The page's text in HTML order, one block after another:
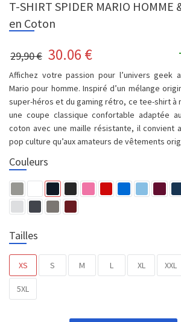
T-SHIRT SPIDER MARIO HOMME
en Coton
29,90 € 30.06 €
Affichez votre passion pour l’univers geek
Mario pour homme. Inspiré d’un mélange
super-héros et du gaming rétro, ce tee-shirt à
une coupe classique confortable adaptée
coton avec une maille résistante, il convient
pop culture qu’aux amateurs de vêtements
Couleurs
Tailles
XS S M L XL XXL
5XL